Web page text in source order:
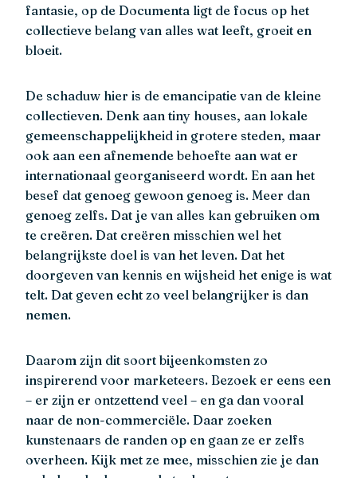
fantasie, op de Documenta ligt de focus op het
collectieve belang van alles wat leeft, groeit en
bloeit.
De schaduw hier is de emancipatie van de kleine
collectieven. Denk aan tiny houses, aan lokale
gemeenschappelijkheid in grotere steden, maar
ook aan een afnemende behoefte aan wat er
internationaal georganiseerd wordt. En aan het
besef dat genoeg gewoon genoeg is. Meer dan
genoeg zelfs. Dat je van alles kan gebruiken om
te creëren. Dat creëren misschien wel het
belangrijkste doel is van het leven. Dat het
doorgeven van kennis en wijsheid het enige is wat
telt. Dat geven echt zo veel belangrijker is dan
nemen.
Daarom zijn dit soort bijeenkomsten zo
inspirerend voor marketeers. Bezoek er eens een
– er zijn er ontzettend veel – en ga dan vooral
naar de non-commerciële. Daar zoeken
kunstenaars de randen op en gaan ze er zelfs
overheen. Kijk met ze mee, misschien zie je dan